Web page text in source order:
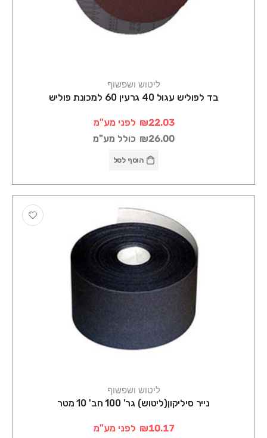
ליטוש ושפשוף
בד לפוליש עגול 40 גרעין 60 למכונת פוליש
₪22.03 לפני מע"מ
₪26.00 כולל מע"מ
הוסף לסל
ליטוש ושפשוף
נייר סיליקון(ליטוש) גר' 100 חב' 10 מטר
₪10.17 לפני מע"מ